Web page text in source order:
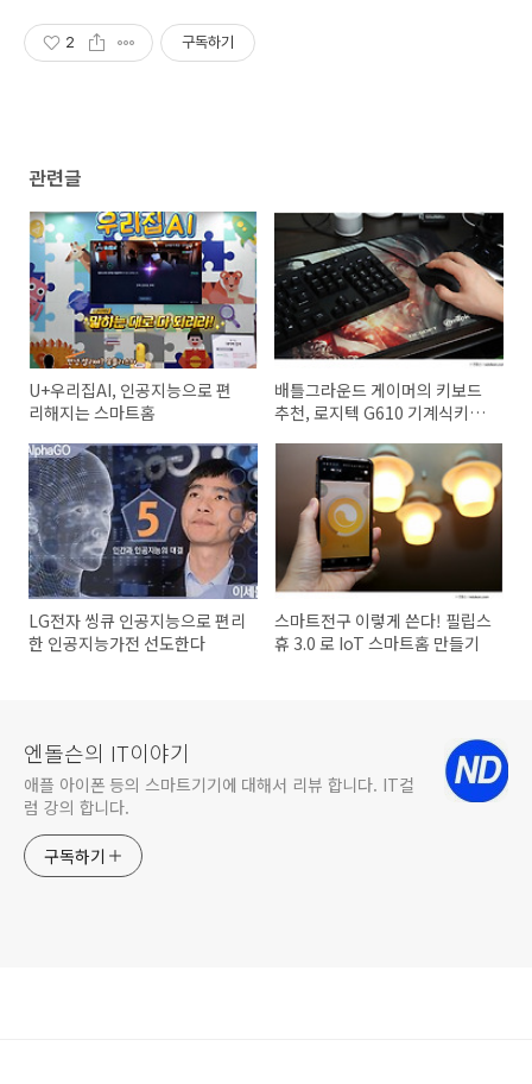
2 구독하기
관련글
U+우리집AI, 인공지능으로 편
리해지는 스마트홈
배틀그라운드 게이머의 키보드
추천, 로지텍 G610 기계식키보
LG전자 씽큐 인공지능으로 편리
한 인공지능가전 선도한다
스마트전구 이렇게 쓴다! 필립스
휴 3.0 로 IoT 스마트홈 만들기
엔돌슨의 IT이야기
애플 아이폰 등의 스마트기기에 대해서 리뷰 합니다. IT컬
럼 강의 합니다.
구독하기